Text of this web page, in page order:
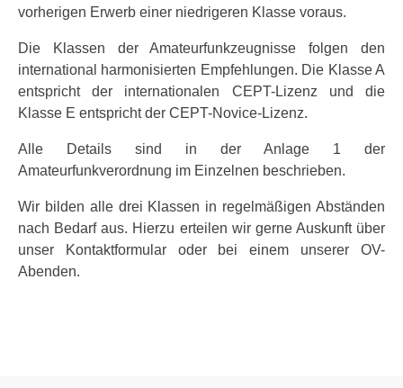
vorherigen Erwerb einer niedrigeren Klasse voraus.
Die Klassen der Amateurfunkzeugnisse folgen den
international harmonisierten Empfehlungen. Die Klasse A
entspricht der internationalen CEPT-Lizenz und die
Klasse E entspricht der CEPT-Novice-Lizenz.
Alle Details sind in der Anlage 1 der
Amateurfunkverordnung im Einzelnen beschrieben.
Wir bilden alle drei Klassen in regelmäßigen Abständen
nach Bedarf aus. Hierzu erteilen wir gerne Auskunft über
unser Kontaktformular oder bei einem unserer OV-
Abenden.